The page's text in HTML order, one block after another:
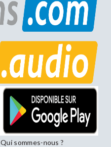
Qui sommes-nous ?